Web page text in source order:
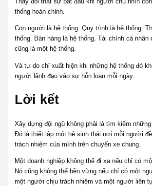
thống hoàn chỉnh.
Con người là hệ thống. Quy trình là hệ thống.
thống. Bán hàng là hệ thống. Tài chính cá
cũng là một hệ thống.
Và tự do chỉ xuất hiện khi những hệ thống đó
người lãnh đạo vào sự hỗn loạn mỗi ngày.
Lời kết
Xây dựng đội ngũ không phải là tìm kiếm
Đó là thiết lập một hệ sinh thái nơi mỗi người
trách nhiệm của mình trên chuyến xe chung.
Một doanh nghiệp không thể đi xa nếu chỉ có
Nó cũng không thể bền vững nếu chỉ có một
một người chịu trách nhiệm và một người liên